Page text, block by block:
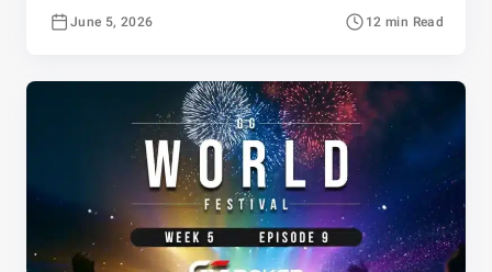
June 5, 2026 12 min Read